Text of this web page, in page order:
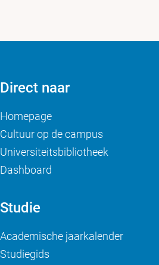
Direct naar
Homepage
Cultuur op de campus
Universiteitsbibliotheek
Dashboard
Studie
Academische jaarkalender
Studiegids